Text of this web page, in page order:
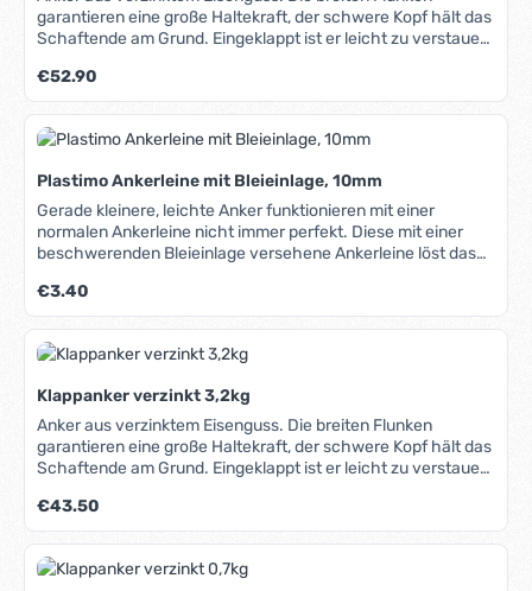
garantieren eine große Haltekraft, der schwere Kopf hält das
Schaftende am Grund. Eingeklappt ist er leicht zu verstauen
Regulärer Preis:
€52.90
Plastimo Ankerleine mit Bleieinlage, 10mm
Gerade kleinere, leichte Anker funktionieren mit einer
normalen Ankerleine nicht immer perfekt. Diese mit einer
beschwerenden Bleieinlage versehene Ankerleine löst das
Ankergrund empfehlen wir einen zusätzlichen
Kettenvorläufer (siehe unten). Hohe Abriebbeständigkeit und
geringe Dehnung, sehr griffig. 3-schäftig geschlagen,
spleissbar.
Regulärer Preis:
€3.40
Klappanker verzinkt 3,2kg
Anker aus verzinktem Eisenguss. Die breiten Flunken
garantieren eine große Haltekraft, der schwere Kopf hält das
Schaftende am Grund. Eingeklappt ist er leicht zu verstauen
Regulärer Preis:
€43.50